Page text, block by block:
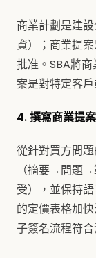
商業計劃是建
資）；商業提
批准。SBA將
案是對特定客
4. 撰寫商業提
從針對買方問
（摘要→問
受），並保持
的定價表格加
子簽名流程符合